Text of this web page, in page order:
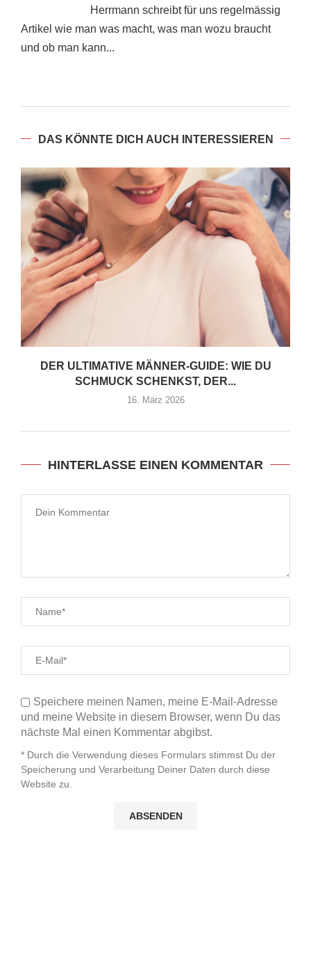
Herrmann schreibt für uns regelmässig
Artikel wie man was macht, was man wozu braucht
und ob man kann...
DAS KÖNNTE DICH AUCH INTERESSIEREN
DER ULTIMATIVE MÄNNER‑GUIDE: WIE DU
SCHMUCK SCHENKST, DER...
16. März 2026
HINTERLASSE EINEN KOMMENTAR
Speichere meinen Namen, meine E-Mail-Adresse
und meine Website in diesem Browser, wenn Du das
nächste Mal einen Kommentar abgibst.
* Durch die Verwendung dieses Formulars stimmst Du der
Speicherung und Verarbeitung Deiner Daten durch diese
Website zu.